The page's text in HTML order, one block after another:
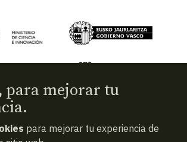
para mejorar tu
para mejorar tu experiencia de